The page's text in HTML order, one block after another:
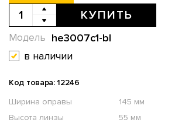
КУПИТЬ
he3007c1-bl
Модель
в наличии
Код товара: 12246
Ширина оправы
145 мм
Высота линзы
55 мм